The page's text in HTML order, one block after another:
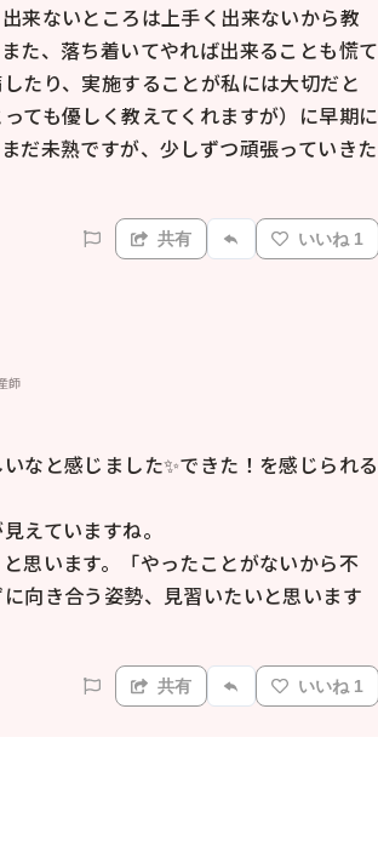
来ないところは上手く出来ないから教
た、落ち着いてやれば出来ることも慌て
たり、実施することが私には大切だと
ても優しく教えてくれますが）に早期に
だ未熟ですが、少しずつ頑張っていきた
共有 いいね 1
師
なと感じました✨できた！を感じられる
えていますね。
思います。「やったことがないから不
向き合う姿勢、見習いたいと思います
共有 いいね 1